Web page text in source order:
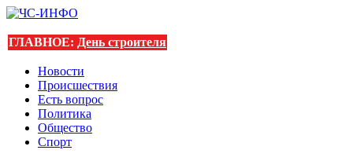
ГЛАВНОЕ: День строителя
Новости
Происшествия
Есть вопрос
Политика
Общество
Спорт